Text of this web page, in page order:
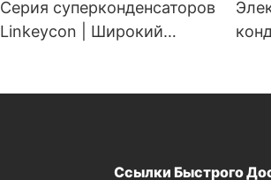
Серия суперконденсаторов
Linkeycon | Широкий
Ссылки Быстрого